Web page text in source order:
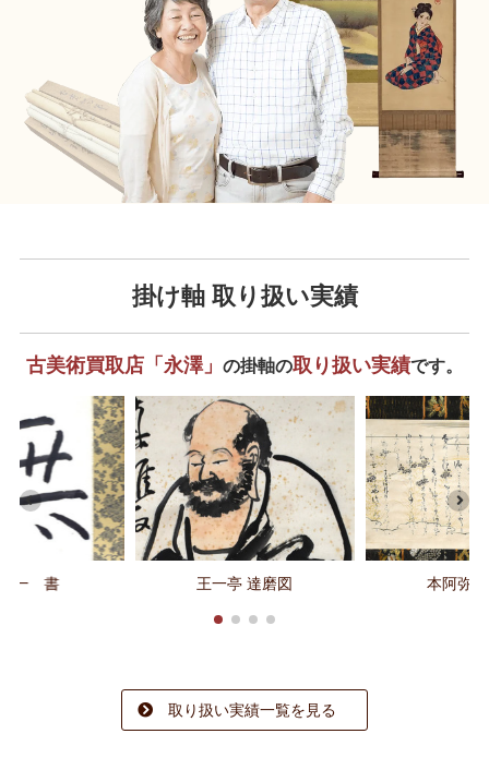
掛け軸 取り扱い実績
古美術買取店「永澤」 の掛軸の取り扱い実績です。
一 書 王一亭 達磨図 本阿弥
取り扱い実績一覧を見る